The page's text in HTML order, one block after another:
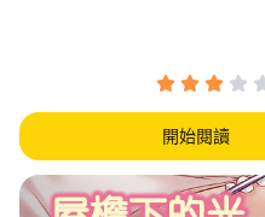
開始閱讀